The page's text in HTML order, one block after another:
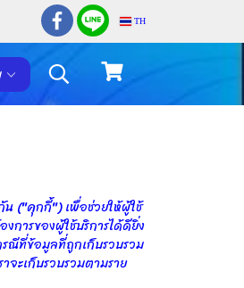
TH
น ("คุกกี้") เพื่อช่วยให้ผู้ใช้
การของผู้ใช้บริการได้ดียิ่ง
รณีที่ข้อมูลที่ถูกเก็บรวบรวม
ะเก็บรวบรวมตามราย